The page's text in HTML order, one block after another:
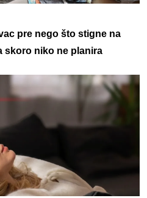
pre nego što stigne na
skoro niko ne planira